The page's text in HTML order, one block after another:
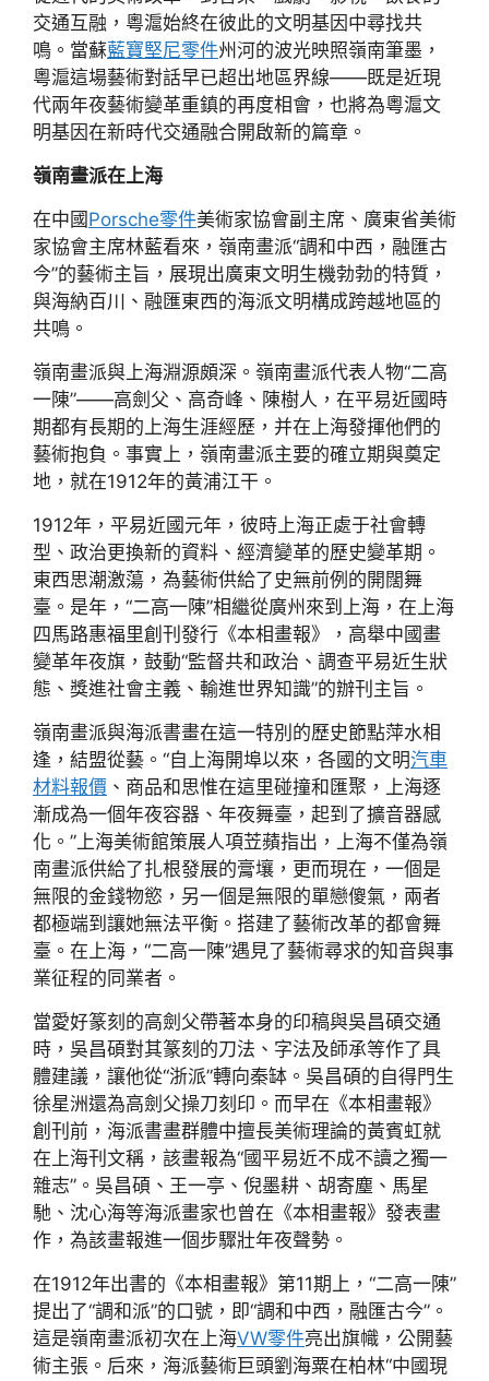
交通互融，粵滬始終在彼此的文明基因中尋找共
鳴。當蘇藍寶堅尼零件州河的波光映照嶺南筆墨，
粵滬這場藝術對話早已超出地區界線——既是近現
代兩年夜藝術變革重鎮的再度相會，也將為粵滬文
明基因在新時代交通融合開啟新的篇章。
嶺南畫派在上海
在中國 Porsche零件美術家協會副主席、廣東省美術
家協會主席林藍看來，嶺南畫派“調和中西，融匯古
今”的藝術主旨，展現出廣東文明生機勃勃的特質，
與海納百川、融匯東西的海派文明構成跨越地區的
共鳴。
嶺南畫派與上海淵源頗深。嶺南畫派代表人物“二高
一陳”——高劍父、高奇峰、陳樹人，在平易近國時
期都有長期的上海生涯經歷，并在上海發揮他們的
藝術抱負。事實上，嶺南畫派主要的確立期與奠定
地，就在1912年的黃浦江干。
1912年，平易近國元年，彼時上海正處于社會轉
型、政治更換新的資料、經濟變革的歷史變革期。
東西思潮激蕩，為藝術供給了史無前例的開闊舞
臺。是年，“二高一陳”相繼從廣州來到上海，在上海
四馬路惠福里創刊發行《本相畫報》，高舉中國畫
變革年夜旗，鼓動“監督共和政治、調查平易近生狀
態、獎進社會主義、輸進世界知識”的辦刊主旨。
嶺南畫派與海派書畫在這一特別的歷史節點萍水相
逢，結盟從藝。“自上海開埠以來，各國的文明汽車
材料報價 、商品和思惟在這里碰撞和匯聚，上海逐
漸成為一個年夜容器、年夜舞臺，起到了擴音器感
化。”上海美術館策展人項苙蘋指出，上海不僅為嶺
南畫派供給了扎根發展的膏壤，更而現在，一個是
無限的金錢物慾，另一個是無限的單戀傻氣，兩者
都極端到讓她無法平衡。搭建了藝術改革的都會舞
臺。在上海，“二高一陳”遇見了藝術尋求的知音與事
業征程的同業者。
當愛好篆刻的高劍父帶著本身的印稿與吳昌碩交通
時，吳昌碩對其篆刻的刀法、字法及師承等作了具
體建議，讓他從“浙派”轉向秦缽。吳昌碩的自得門生
徐星洲還為高劍父操刀刻印。而早在《本相畫報》
創刊前，海派書畫群體中擅長美術理論的黃賓虹就
在上海刊文稱，該畫報為“國平易近不成不讀之獨一
雜志”。吳昌碩、王一亭、倪墨耕、胡寄塵、馬星
馳、沈心海等海派畫家也曾在《本相畫報》發表畫
作，為該畫報進一個步驟壯年夜聲勢。
在1912年出書的《本相畫報》第11期上，“二高一陳”
提出了“調和派”的口號，即“調和中西，融匯古今”。
這是嶺南畫派初次在上海VW零件亮出旗幟，公開藝
術主張。后來，海派藝術巨頭劉海粟在柏林“中國現